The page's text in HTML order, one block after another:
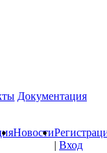
Документация
Новости
| Вход